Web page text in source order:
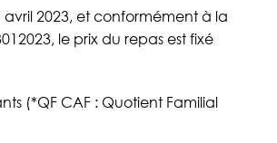
2023, et conformément à la
le prix du repas est fixé
(*QF CAF : Quotient Familial